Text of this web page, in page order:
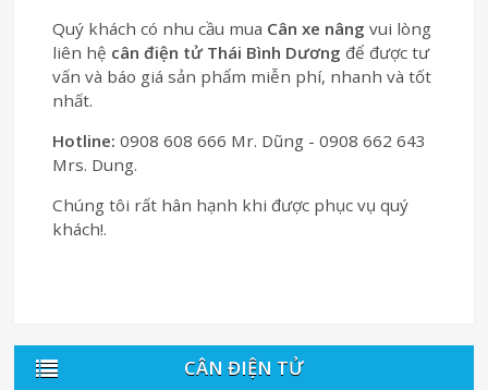
Quý khách có nhu cầu mua Cân xe nâng vui lòng
liên hệ cân điện tử Thái Bình Dương để được tư
vấn và báo giá sản phẩm miễn phí, nhanh và tốt
nhất.
Hotline: 0908 608 666 Mr. Dũng - 0908 662 643
Mrs. Dung.
Chúng tôi rất hân hạnh khi được phục vụ quý
khách!.
CÂN ĐIỆN TỬ